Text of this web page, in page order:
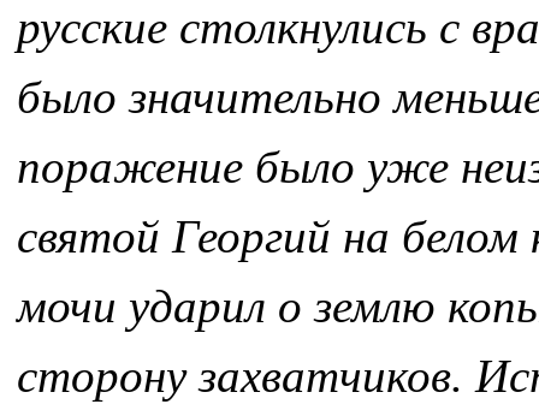
русские столкнулись с
было значительно
поражение было уже
святой Георгий на белом
мочи ударил о землю
сторону захватчиков.